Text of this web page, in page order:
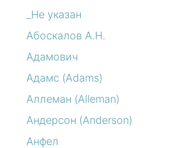
_Не указан
Абоскалов А.Н.
Адамович
Адамс (Adams)
Аллеман (Alleman)
Андерсон (Anderson)
Анфел